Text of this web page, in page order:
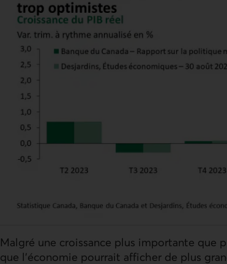
Malgré une croissance plus importante que
que l’économie pourrait afficher de plus